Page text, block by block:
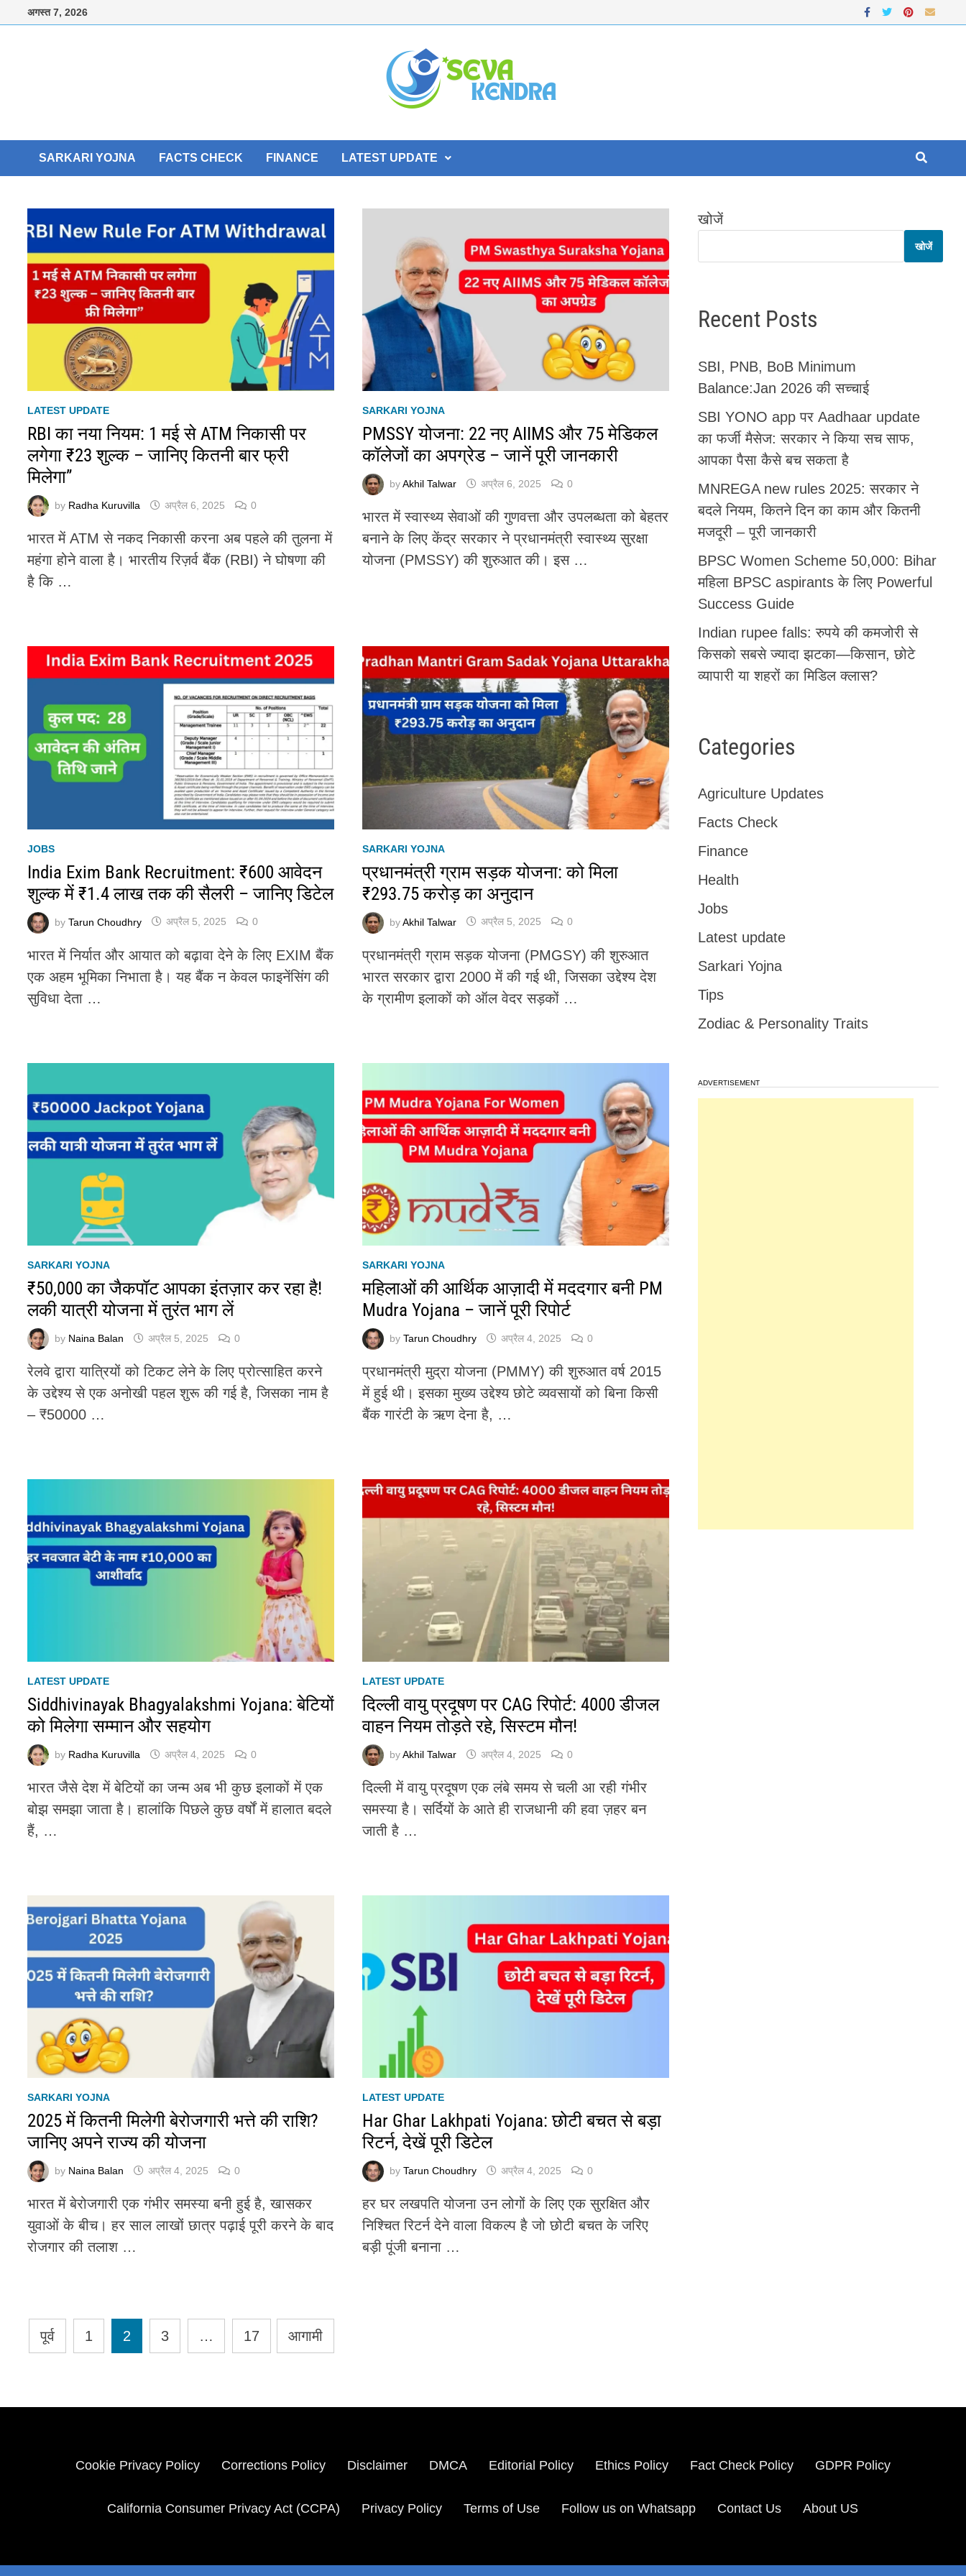
अगस्त 7, 2026
SARKARI YOJNA FACTS CHECK FINANCE LATEST UPDATE
LATEST UPDATE
RBI का नया नियम: 1 मई से ATM निकासी पर
लगेगा ₹23 शुल्क – जानिए कितनी बार फ्री
मिलेगा”
by Radha Kuruvilla अप्रैल 6, 2025 0
भारत में ATM से नकद निकासी करना अब पहले की तुलना में
महंगा होने वाला है। भारतीय रिज़र्व बैंक (RBI) ने घोषणा की
है कि …
SARKARI YOJNA
PMSSY योजना: 22 नए AIIMS और 75 मेडिकल
कॉलेजों का अपग्रेड – जानें पूरी जानकारी
byAkhil Talwar अप्रैल 6, 2025 0
भारत में स्वास्थ्य सेवाओं की गुणवत्ता और उपलब्धता को बेहतर
बनाने के लिए केंद्र सरकार ने प्रधानमंत्री स्वास्थ्य सुरक्षा
योजना (PMSSY) की शुरुआत की। इस …
JOBS
India Exim Bank Recruitment: ₹600 आवेदन
शुल्क में ₹1.4 लाख तक की सैलरी – जानिए डिटेल
byTarun Choudhry अप्रैल 5, 2025 0
भारत में निर्यात और आयात को बढ़ावा देने के लिए EXIM बैंक
एक अहम भूमिका निभाता है। यह बैंक न केवल फाइनेंसिंग की
सुविधा देता …
SARKARI YOJNA
प्रधानमंत्री ग्राम सड़क योजना: को मिला
₹293.75 करोड़ का अनुदान
byAkhil Talwar अप्रैल 5, 2025 0
प्रधानमंत्री ग्राम सड़क योजना (PMGSY) की शुरुआत
भारत सरकार द्वारा 2000 में की गई थी, जिसका उद्देश्य देश
के ग्रामीण इलाकों को ऑल वेदर सड़कों …
SARKARI YOJNA
₹50,000 का जैकपॉट आपका इंतज़ार कर रहा है!
लकी यात्री योजना में तुरंत भाग लें
by Naina Balan अप्रैल 5, 2025 0
रेलवे द्वारा यात्रियों को टिकट लेने के लिए प्रोत्साहित करने
के उद्देश्य से एक अनोखी पहल शुरू की गई है, जिसका नाम है
– ₹50000 …
SARKARI YOJNA
महिलाओं की आर्थिक आज़ादी में मददगार बनी PM
Mudra Yojana – जानें पूरी रिपोर्ट
by Tarun Choudhry अप्रैल 4, 2025 0
प्रधानमंत्री मुद्रा योजना (PMMY) की शुरुआत वर्ष 2015
में हुई थी। इसका मुख्य उद्देश्य छोटे व्यवसायों को बिना किसी
बैंक गारंटी के ऋण देना है, …
LATEST UPDATE
Siddhivinayak Bhagyalakshmi Yojana: बेटियों
को मिलेगा सम्मान और सहयोग
by Radha Kuruvilla अप्रैल 4, 2025 0
भारत जैसे देश में बेटियों का जन्म अब भी कुछ इलाकों में एक
बोझ समझा जाता है। हालांकि पिछले कुछ वर्षों में हालात बदले
हैं, …
LATEST UPDATE
दिल्ली वायु प्रदूषण पर CAG रिपोर्ट: 4000 डीजल
वाहन नियम तोड़ते रहे, सिस्टम मौन!
byAkhil Talwar अप्रैल 4, 2025 0
दिल्ली में वायु प्रदूषण एक लंबे समय से चली आ रही गंभीर
समस्या है। सर्दियों के आते ही राजधानी की हवा ज़हर बन
जाती है …
SARKARI YOJNA
2025 में कितनी मिलेगी बेरोजगारी भत्ते की राशि?
जानिए अपने राज्य की योजना
by Naina Balan अप्रैल 4, 2025 0
भारत में बेरोजगारी एक गंभीर समस्या बनी हुई है, खासकर
युवाओं के बीच। हर साल लाखों छात्र पढ़ाई पूरी करने के बाद
रोजगार की तलाश …
LATEST UPDATE
Har Ghar Lakhpati Yojana: छोटी बचत से बड़ा
रिटर्न, देखें पूरी डिटेल
by Tarun Choudhry अप्रैल 4, 2025 0
हर घर लखपति योजना उन लोगों के लिए एक सुरक्षित और
निश्चित रिटर्न देने वाला विकल्प है जो छोटी बचत के जरिए
बड़ी पूंजी बनाना …
Posts
pagination
पूर्व 1 2 3 … 17 आगामी
खोजें
खोजें
Recent Posts
SBI, PNB, BoB Minimum
Balance:Jan 2026 की सच्चाई
SBI YONO app पर Aadhaar update
का फर्जी मैसेज: सरकार ने किया सच साफ,
आपका पैसा कैसे बच सकता है
MNREGA new rules 2025: सरकार ने
बदले नियम, कितने दिन का काम और कितनी
मजदूरी – पूरी जानकारी
BPSC Women Scheme 50,000: Bihar
महिला BPSC aspirants के लिए Powerful
Success Guide
Indian rupee falls: रुपये की कमजोरी से
किसको सबसे ज्यादा झटका—किसान, छोटे
व्यापारी या शहरों का मिडिल क्लास?
Categories
Agriculture Updates
Facts Check
Finance
Health
Jobs
Latest update
Sarkari Yojna
Tips
Zodiac & Personality Traits
ADVERTISEMENT
Cookie Privacy Policy Corrections Policy Disclaimer DMCA Editorial Policy Ethics Policy Fact Check Policy GDPR Policy
California Consumer Privacy Act (CCPA) Privacy Policy Terms of Use Follow us on Whatsapp Contact Us About US